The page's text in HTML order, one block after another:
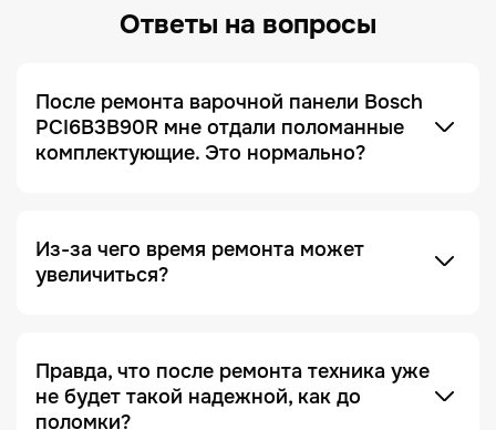
Ответы на вопросы
После ремонта варочной панели Bosch
PCI6B3B90R мне отдали поломанные
комплектующие. Это нормально?
был действительно выполнен, и увидеть, что
именно случилось с устройством.
Из-за чего время ремонта может
увеличиться?
ремонта возникает на этапе диагностики, когда
проблема проявляется не явно. Чтобы ее
зафиксировать и локализовать, техника должна
Правда, что после ремонта техника уже
не будет такой надежной, как до
поломки?